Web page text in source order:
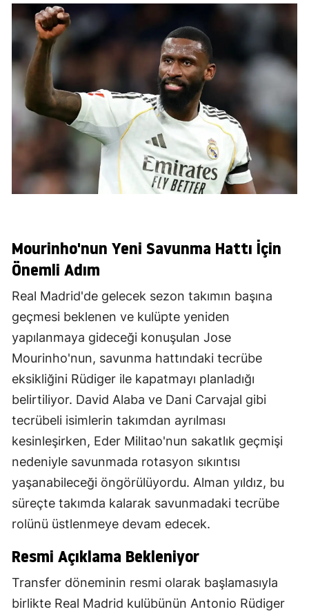
Mourinho'nun Yeni Savunma Hattı İçin
Önemli Adım
Real Madrid'de gelecek sezon takımın başına
geçmesi beklenen ve kulüpte yeniden
yapılanmaya gideceği konuşulan Jose
Mourinho'nun, savunma hattındaki tecrübe
eksikliğini Rüdiger ile kapatmayı planladığı
belirtiliyor. David Alaba ve Dani Carvajal gibi
tecrübeli isimlerin takımdan ayrılması
kesinleşirken, Eder Militao'nun sakatlık geçmişi
nedeniyle savunmada rotasyon sıkıntısı
yaşanabileceği öngörülüyordu. Alman yıldız, bu
süreçte takımda kalarak savunmadaki tecrübe
rolünü üstlenmeye devam edecek.
Resmi Açıklama Bekleniyor
Transfer döneminin resmi olarak başlamasıyla
birlikte Real Madrid kulübünün Antonio Rüdiger